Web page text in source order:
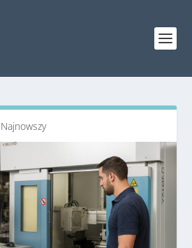
Najnowszy